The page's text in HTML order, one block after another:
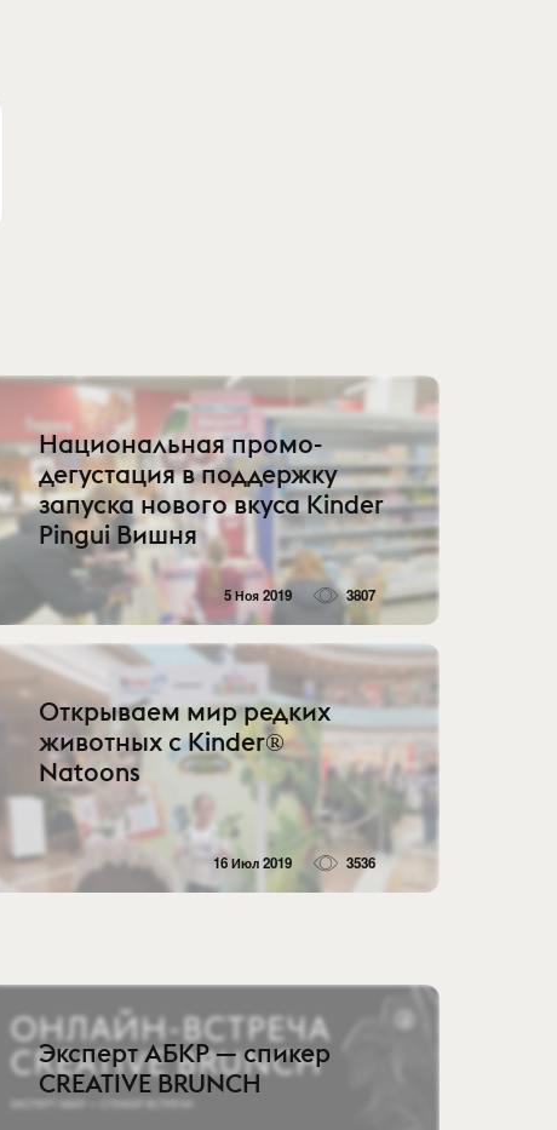
Национальная промо-
дегустация в поддержку
запуска нового вкуса Kinder
Pingui Вишня
5 Ноя 2019 3807
Открываем мир редких
животных с Kinder®
Natoons
16 Июл 2019 3536
Эксперт АБКР — спикер
CREATIVE BRUNCH